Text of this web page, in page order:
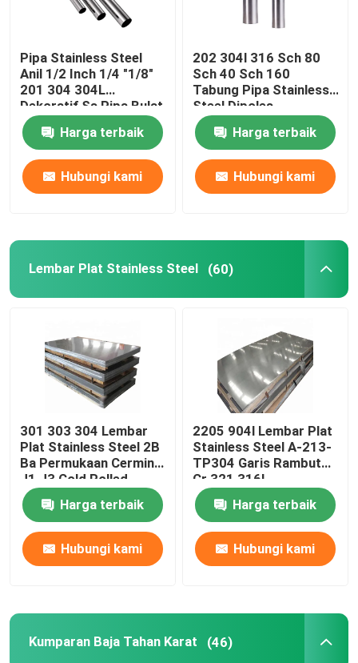
Tabung Baja Paduan
Kumparan Baja Paduan
Kumparan Baja Galvanis
Pelat Baja Galvanis
Tabung Baja Galvanis
Kumparan Baja PPGI
Kumparan Baja Karbon
Pipa Stainless Steel
Anil 1/2 Inch 1/4 "1/8"
201 304 304L
Dekoratif Ss Pipa Bulat
Harga terbaik
Hubungi kami
202 304l 316 Sch 80
Sch 40 Sch 160
Tabung Pipa Stainless
Steel Dipoles
Harga terbaik
Hubungi kami
Lembar Plat Stainless Steel (60)
301 303 304 Lembar
Plat Stainless Steel 2B
Ba Permukaan Cermin
J1 J3 Cold Rolled
Harga terbaik
Hubungi kami
2205 904l Lembar Plat
Stainless Steel A-213-
TP304 Garis Rambut
Cr 321 316l
Harga terbaik
Hubungi kami
Kumparan Baja Tahan Karat (46)